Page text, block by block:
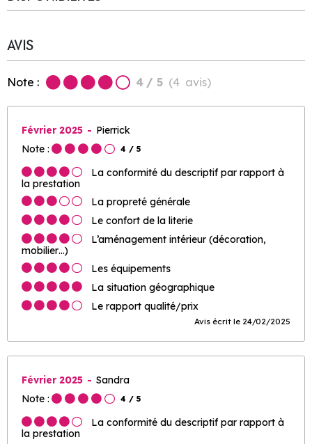
AVIS
Note : 4 / 5 (4 avis)
Février 2025
Pierrick
Note :
4 / 5
La conformité du descriptif par rapport à
la prestation
La propreté générale
Le confort de la literie
L’aménagement intérieur (décoration,
mobilier…)
Les équipements
La situation géographique
Le rapport qualité/prix
Avis écrit le 24/02/2025
Février 2025
Sandra
Note :
4 / 5
La conformité du descriptif par rapport à
la prestation